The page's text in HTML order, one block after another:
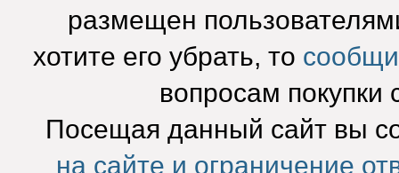
размещен
хотите его убрать, то
вопросам покупки
Посещая данный сайт вы
на сайте и ограничение